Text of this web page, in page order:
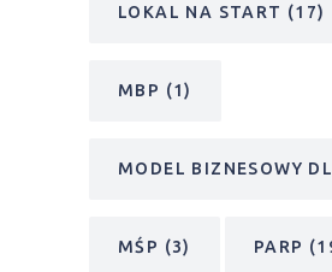
LOKAL NA START (17)
MBP (1)
MODEL BIZNESOWY
MŚP (3) PARP